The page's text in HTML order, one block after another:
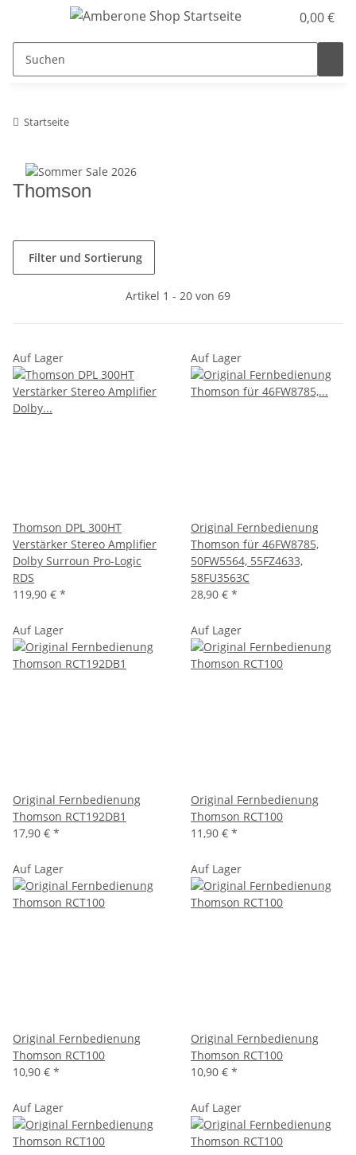
0,00 €
Startseite
Thomson
Filter und Sortierung
Artikel 1 - 20 von 69
Auf Lager
Thomson DPL 300HT
Verstärker Stereo Amplifier
Dolby Surroun Pro-Logic
RDS
119,90 € *
Auf Lager
Original Fernbedienung
Thomson für 46FW8785,
50FW5564, 55FZ4633,
58FU3563C
28,90 € *
Auf Lager
Original Fernbedienung
Thomson RCT192DB1
17,90 € *
Auf Lager
Original Fernbedienung
Thomson RCT100
11,90 € *
Auf Lager
Original Fernbedienung
Thomson RCT100
10,90 € *
Auf Lager
Original Fernbedienung
Thomson RCT100
10,90 € *
Auf Lager Auf Lager